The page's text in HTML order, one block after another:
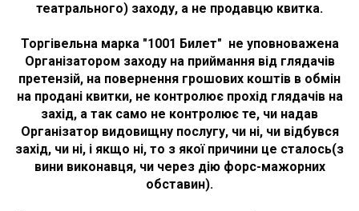
театрального) заходу, а не продавцю квитка.
Торгівельна марка "1001 Билет" не уповноважена
Організатором заходу на приймання від глядачів
претензій, на повернення грошових коштів в обмін
на продані квитки, не контролює прохід глядачів на
захід, а так само не контролює те, чи надав
Організатор видовищну послугу, чи ні, чи відбувся
захід, чи ні, і якщо ні, то з якої причини це сталось(з
вини виконавця, чи через дію форс-мажорних
обставин).